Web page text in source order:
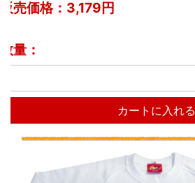
販売価格： 3,179円
数量：
カートに入れる